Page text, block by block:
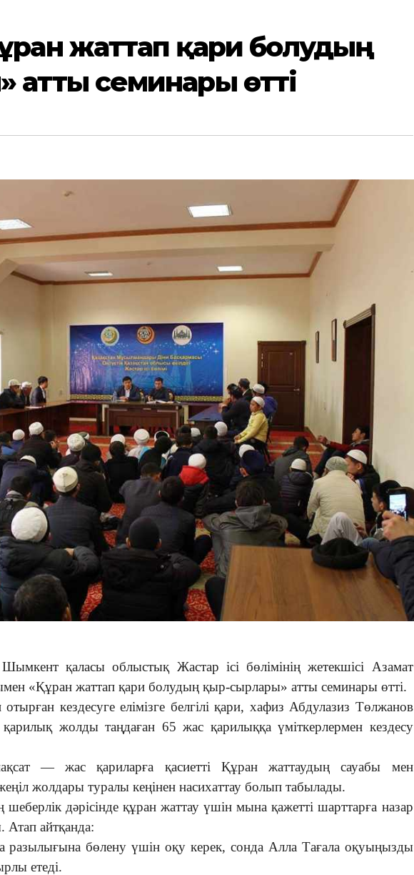
жаттап қари болудың
атты семинары өтті
Шымкент қаласы облыстық Жастар ісі бөлімінің жетекшісі Азамат
«Құран жаттап қари болудың қыр-сырлары» атты семинары өтті.
кездесуге елімізге белгілі қари, хафиз Абдулазиз Төлжанов
қарилық жолды таңдаған 65 жас қарилыққа үміткерлермен кездесу
мақсат — жас қариларға қасиетті Құран жаттаудың сауабы мен
жолдары туралы кеңінен насихаттау болып табылады.
дәрісінде құран жаттау үшін мына қажетті шарттарға назар
Атап айтқанда:
бөлену үшін оқу керек, сонда Алла Тағала оқуыңызды
етеді.